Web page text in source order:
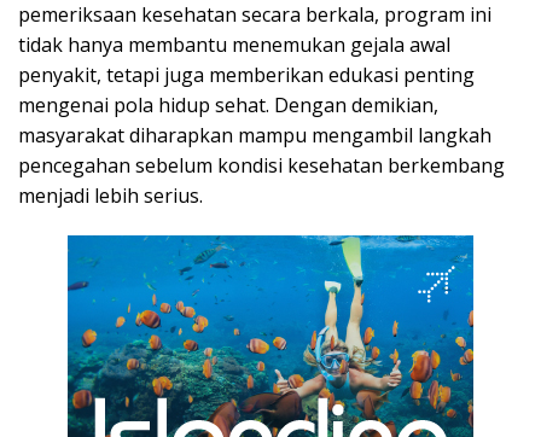
pemeriksaan kesehatan secara berkala, program ini
tidak hanya membantu menemukan gejala awal
penyakit, tetapi juga memberikan edukasi penting
mengenai pola hidup sehat. Dengan demikian,
masyarakat diharapkan mampu mengambil langkah
pencegahan sebelum kondisi kesehatan berkembang
menjadi lebih serius.